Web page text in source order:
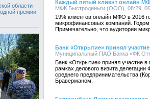
области
премии
Каждый пятый клиент онлайн
МФК Быстроденьги (ООО), 08:29,
19% клиентов онлайн МФО в 2016
микрофинансовых компаний. Годом
Примечательно, что аудитории
Банк «Открытие» принял
Муниципальный ПАО Банка «ФК
Банк «Открытие» принял участие
рамках делового визита
среднего предпринимательства
Браверманом.